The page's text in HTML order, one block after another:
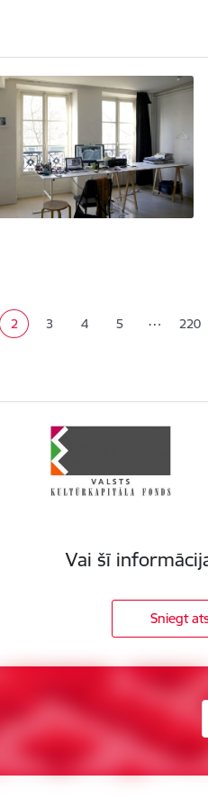
Pašreizējā lapa
2 Lapa
3 Lapa
4 Lapa
5 … 220
Vai šī
Sniegt